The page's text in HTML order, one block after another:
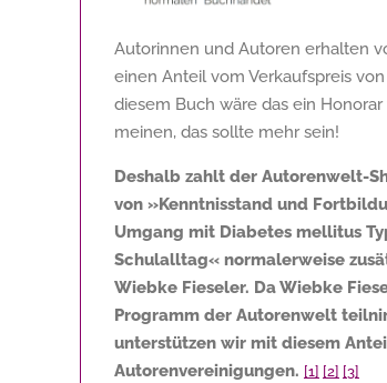
Autorinnen und Autoren erhalten
einen Anteil vom Verkaufspreis von
diesem Buch wäre das ein Honorar
meinen, das sollte mehr sein!
Deshalb zahlt der Autorenwelt-
von »Kenntnisstand und
Umgang mit Diabetes mellitus
Schulalltag« normalerweise
Wiebke Fieseler. Da Wiebke
Programm der Autorenwelt
unterstützen wir mit diesem
Autorenvereinigungen. [1] [2] [3]